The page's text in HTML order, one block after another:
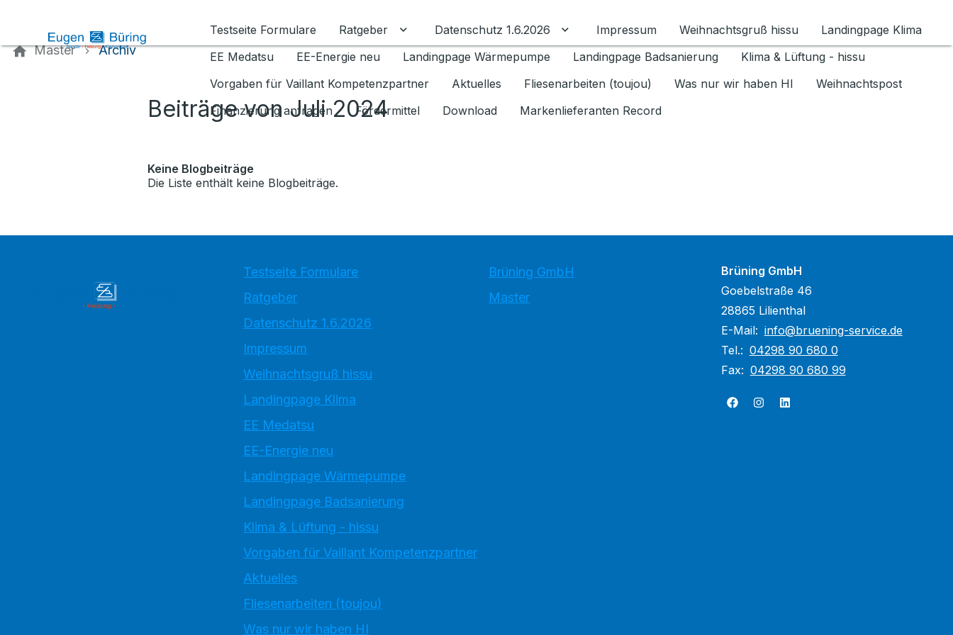
Testseite Formulare
Ratgeber Untermenü für Ratgeber umschalten
Datenschutz 1.6.2026 Untermenü für Datenschutz 1.6.2026 umschalten
Impressum Weihnachtsgruß hissu
Landingpage Klima
EE Medatsu
EE-Energie neu Landingpage Wärmepumpe Landingpage Badsanierung
Klima & Lüftung - hissu
Vorgaben für Vaillant Kompetenzpartner
Aktuelles Fliesenarbeiten (toujou) Was nur wir haben HI
Weihnachtspost
Finanzierung anfragen
Fördermittel Download Markenlieferanten Record
Master Archiv
Beiträge von Juli 2024
Keine Blogbeiträge
Die Liste enthält keine Blogbeiträge.
Testseite Formulare
Ratgeber
Datenschutz 1.6.2026
Impressum
Weihnachtsgruß hissu
Landingpage Klima
EE Medatsu
EE-Energie neu
Landingpage Wärmepumpe
Landingpage Badsanierung
Klima & Lüftung - hissu
Vorgaben für Vaillant Kompetenzpartner
Aktuelles
Fliesenarbeiten (toujou)
Was nur wir haben HI
Brüning GmbH
Master
Brüning GmbH
Goebelstraße 46
28865 Lilienthal
E-Mail: info@bruening-service.de
Tel.: 04298 90 680 0
Fax: 04298 90 680 99